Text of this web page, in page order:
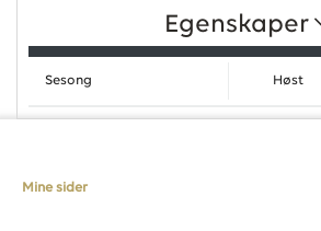
Egenskaper
Sesong Høst
Mine sider